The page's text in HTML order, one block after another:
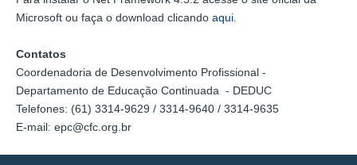
Microsoft ou faça o download clicando aqui
Contatos
Coordenadoria de Desenvolvimento Profissional -
Departamento de Educação Continuada - DEDUC
Telefones: (61) 3314-9629 / 3314-9640 / 3314-9635
E-mail: epc@cfc.org.br